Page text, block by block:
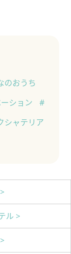
のおうち
ション
#
シャテリア
ル >